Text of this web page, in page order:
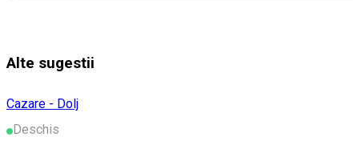
Alte sugestii
Cazare - Dolj
Deschis